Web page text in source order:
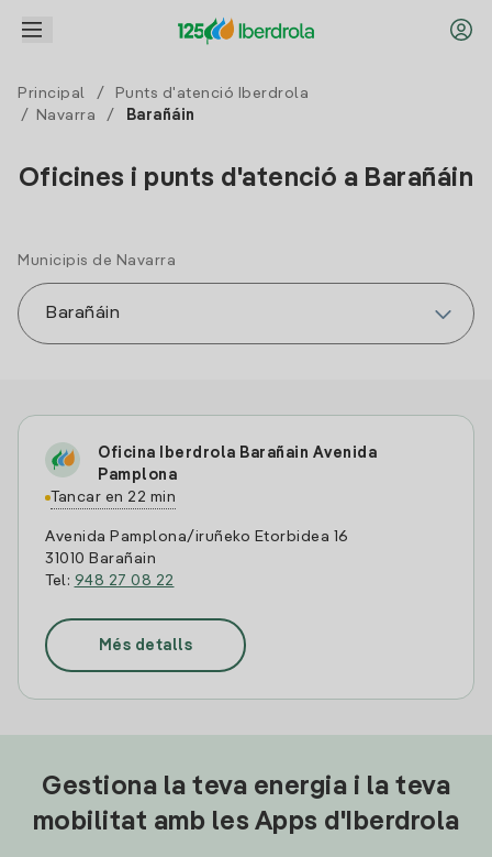
Principal /
Punts d'atenció Iberdrola
/
Navarra / Barañáin
Oficines i punts d'atenció a Barañáin
Municipis de Navarra
Oficina Iberdrola Barañain Avenida
Pamplona
Tancar en 22 min
Avenida Pamplona/iruñeko Etorbidea 16
31010 Barañain
Tel: 948 27 08 22
Més detalls
Gestiona la teva energia i la teva
mobilitat amb les Apps d'Iberdrola